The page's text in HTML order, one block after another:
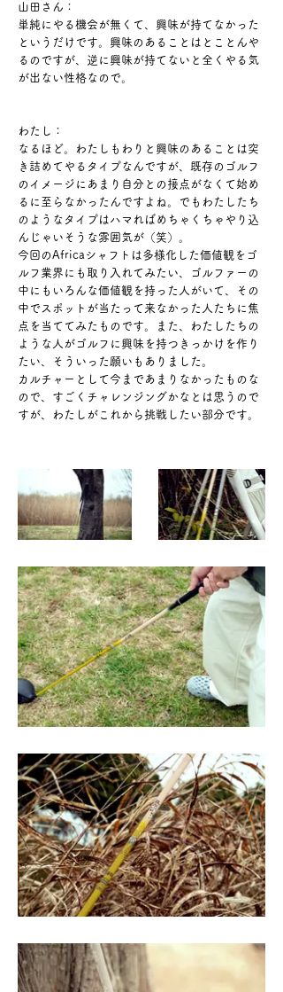
山田さん：
単純にやる機会が無くて、興味が持てなかった
というだけです。興味のあることはとことんや
るのですが、逆に興味が持てないと全くやる気
が出ない性格なので。
わたし：
なるほど。わたしもわりと興味のあることは突
き詰めてやるタイプなんですが、既存のゴルフ
のイメージにあまり自分との接点がなくて始め
るに至らなかったんですよね。でもわたしたち
のようなタイプは ハマればめちゃくちゃやり込
んじゃいそうな雰囲気が（笑）。
今回のAfricaシャフトは多様化した価値観をゴ
ルフ業界にも取り入れてみたい、ゴルファーの
中にもいろんな価値観を持った人がいて、その
中でスポットが当たって来なかった人たちに焦
点を当ててみたものです。また、わたしたちの
ような人がゴルフに興味を持つきっかけを作り
たい、そういった願いもありました。
カルチャーとして今まであまりなかったものな
ので、すごくチャレンジングかなとは 思うので
すが、
​わたしがこれから挑戦したい部分です。